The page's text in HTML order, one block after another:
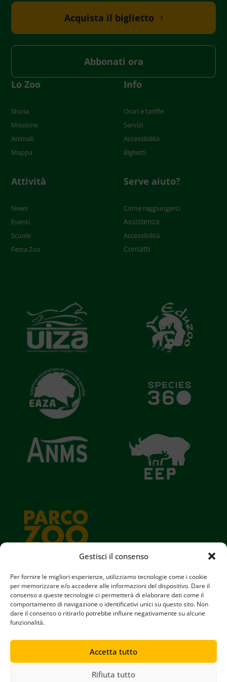
Gestisci il consenso
Per fornire le migliori esperienze, utilizziamo tecnologie come i cookie
per memorizzare e/o accedere alle informazioni del dispositivo. Dare il
consenso a queste tecnologie ci permetterà di elaborare dati come il
comportamento di navigazione o identificativi unici su questo sito. Non
dare il consenso o ritirarlo potrebbe influire negativamente su alcune
funzionalità.
Accetta tutto
Rifiuta tutto
Lo Zoo
Storia
Missione
Animali
Mappa
Info
Orari e tariffe
Servizi
Accessibilità
Biglietti
Attività
News
Eventi
Scuole
Festa Zoo
Serve aiuto?
Come raggiungerci
Assistenza
Accessibilità
Contatti
Acquista il biglietto
Abbonati ora
Parco Zoo Falconara srl
Iscritta al registro delle imprese di Ancona N° 00880380423
REA N° AN95352 || Capitale Sociale € 60.000,00
Copyright © 2024 Parco Zoo Falconara
Tutti i diritti riservati